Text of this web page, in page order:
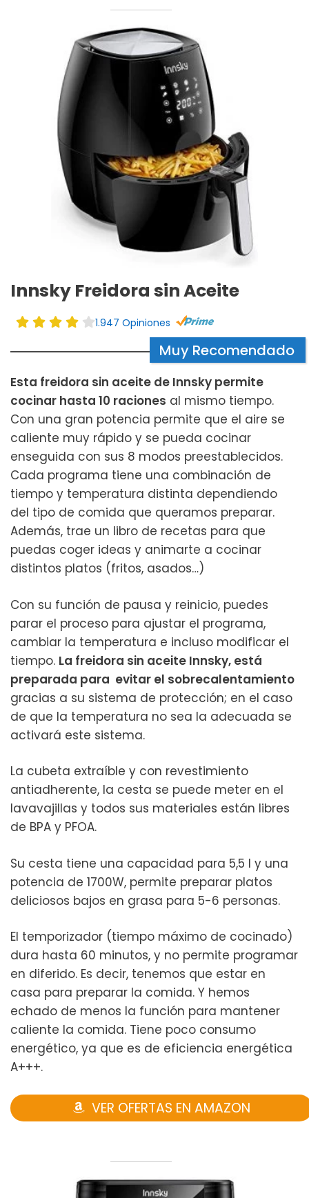
Innsky Freidora sin Aceite
1.947 Opiniones
Muy Recomendado
Esta freidora sin aceite de Innsky permite
cocinar hasta 10 raciones al mismo tiempo.
Con una gran potencia permite que el aire se
caliente muy rápido y se pueda cocinar
enseguida con sus 8 modos preestablecidos.
Cada programa tiene una combinación de
tiempo y temperatura distinta dependiendo
del tipo de comida que queramos preparar.
Además, trae un libro de recetas para que
puedas coger ideas y animarte a cocinar
distintos platos (fritos, asados…)
Con su función de pausa y reinicio, puedes
parar el proceso para ajustar el programa,
cambiar la temperatura e incluso modificar el
tiempo. La freidora sin aceite Innsky, está
preparada para evitar el sobrecalentamiento
gracias a su sistema de protección; en el caso
de que la temperatura no sea la adecuada se
activará este sistema.
La cubeta extraíble y con revestimiento
antiadherente, la cesta se puede meter en el
lavavajillas y todos sus materiales están libres
de BPA y PFOA.
Su cesta tiene una capacidad para 5,5 l y una
potencia de 1700W, permite preparar platos
deliciosos bajos en grasa para 5-6 personas.
El temporizador (tiempo máximo de cocinado)
dura hasta 60 minutos, y no permite programar
en diferido. Es decir, tenemos que estar en
casa para preparar la comida. Y hemos
echado de menos la función para mantener
caliente la comida. Tiene poco consumo
energético, ya que es de eficiencia energética
A+++.
VER OFERTAS EN AMAZON